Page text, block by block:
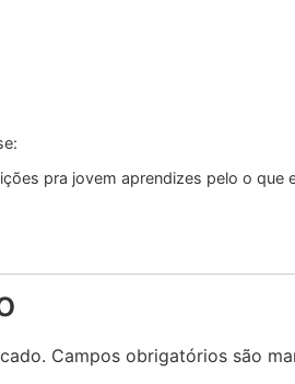
pra jovem aprendizes pelo o que
Campos obrigatórios são